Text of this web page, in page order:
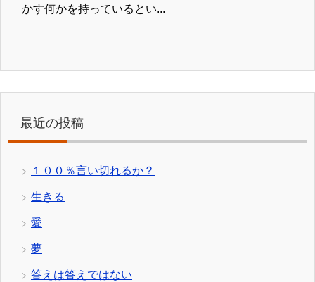
かす何かを持っているとい...
最近の投稿
１００％言い切れるか？
生きる
愛
夢
答えは答えではない